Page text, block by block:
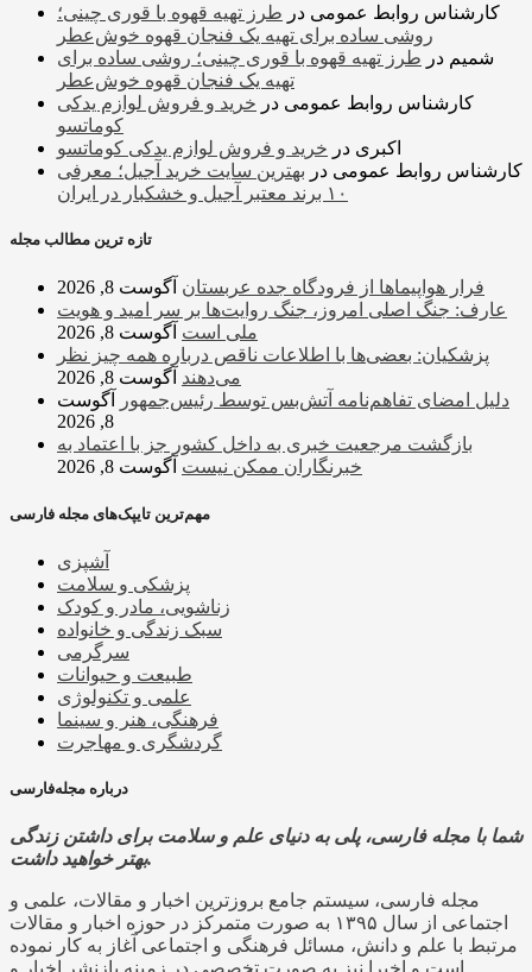
کارشناس روابط عمومی در طرز تهیه قهوه با قوری چینی؛
روشی ساده برای تهیه یک فنجان قهوه خوش‌عطر
شمیم در طرز تهیه قهوه با قوری چینی؛ روشی ساده برای
تهیه یک فنجان قهوه خوش‌عطر
کارشناس روابط عمومی در خرید و فروش لوازم یدکی
کوماتسو
اکبری در خرید و فروش لوازم یدکی کوماتسو
کارشناس روابط عمومی در بهترین سایت خرید آجیل؛ معرفی
۱۰ برند معتبر آجیل و خشکبار در ایران
تازه ترین مطالب مجله
فرار هواپیماها از فرودگاه جده عربستان آگوست 8, 2026
عارف: جنگ اصلی امروز، جنگ روایت‌ها بر سر امید و هویت
ملی است آگوست 8, 2026
پزشکیان: بعضی‌ها با اطلاعات ناقص درباره همه چیز نظر
می‌دهند آگوست 8, 2026
دلیل امضای تفاهم‌نامه آتش‌بس توسط رئیس‌جمهور
آگوست
8, 2026
بازگشت مرجعیت خبری به داخل کشور جز با اعتماد به
خبرنگاران ممکن نیست آگوست 8, 2026
مهم‌ترین تایپک‌های مجله فارسی
آشپزی
پزشکی و سلامت
زناشویی، مادر و کودک
سبک زندگی و خانواده
سرگرمی
طبیعت و حیوانات
علمی و تکنولوژی
فرهنگی، هنر و سینما
گردشگری و مهاجرت
درباره مجله‌فارسی
شما با مجله فارسی، پلی به دنیای علم و سلامت برای داشتن زندگی
بهتر خواهید داشت.
مجله فارسی، سیستم جامع بروزترین اخبار و مقالات، علمی و
اجتماعی از سال ۱۳۹۵ به صورت متمرکز در حوزه اخبار و مقالات
مرتبط با علم و دانش، مسائل فرهنگی و اجتماعی آغاز به کار نموده
است و اخیرا نیز به صورت تخصصی در زمینه بازنشر اخبار و